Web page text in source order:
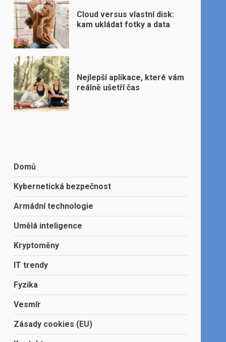
Cloud versus vlastní disk:
kam ukládat fotky a data
Nejlepší aplikace, které vám
reálně ušetří čas
Domů
Kybernetická bezpečnost
Armádní technologie
Umělá inteligence
Kryptoměny
IT trendy
Fyzika
Vesmír
Zásady cookies (EU)